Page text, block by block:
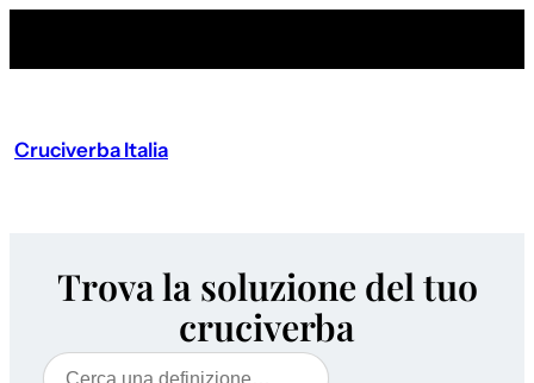
Cruciverba Italia
Trova la soluzione del tuo
cruciverba
Cerca